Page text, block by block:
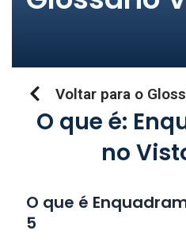
Voltar para o
O que é:
no
O que é
5